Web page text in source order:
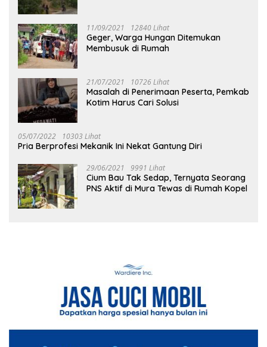
11/09/2021 12840 Lihat
Geger, Warga Hungan Ditemukan
Membusuk di Rumah
21/07/2021 10726 Lihat
Masalah di Penerimaan Peserta, Pemkab
Kotim Harus Cari Solusi
05/07/2022 10303 Lihat
Pria Berprofesi Mekanik Ini Nekat Gantung Diri
29/06/2021 9991 Lihat
Cium Bau Tak Sedap, Ternyata Seorang
PNS Aktif di Mura Tewas di Rumah Kopel